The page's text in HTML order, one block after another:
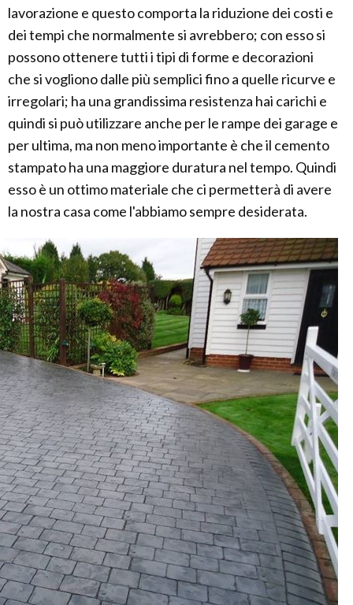
lavorazione e questo comporta la riduzione dei costi e
dei tempi che normalmente si avrebbero; con esso si
possono ottenere tutti i tipi di forme e decorazioni
che si vogliono dalle più semplici fino a quelle ricurve e
irregolari; ha una grandissima resistenza hai carichi e
quindi si può utilizzare anche per le rampe dei garage e
per ultima, ma non meno importante è che il cemento
stampato ha una maggiore duratura nel tempo. Quindi
esso è un ottimo materiale che ci permetterà di avere
la nostra casa come l'abbiamo sempre desiderata.